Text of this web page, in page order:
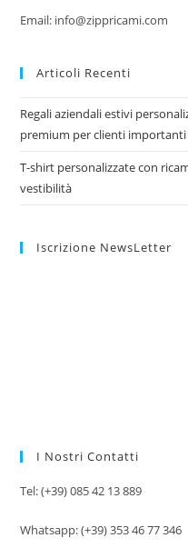
Email: info@zippricami.com
Articoli Recenti
Regali aziendali estivi
premium per clienti importanti
T-shirt personalizzate con
vestibilità
Iscrizione NewsLetter
I Nostri Contatti
Tel: (+39) 085 42 13 889
Whatsapp: (+39) 353 46 77 346